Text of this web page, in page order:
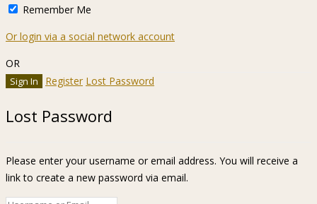
Remember Me
Or login via a social network account
OR
Register Lost Password
Lost Password
Please enter your username or email address. You will receive a
link to create a new password via email.